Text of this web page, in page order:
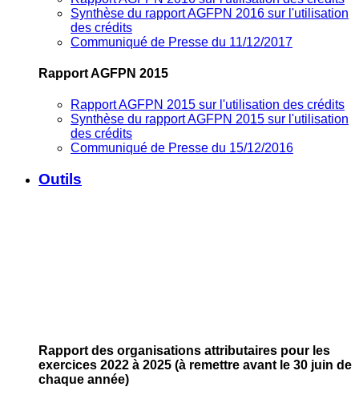
Synthèse du rapport AGFPN 2016 sur l'utilisation
des crédits
Communiqué de Presse du 11/12/2017
Rapport AGFPN 2015
Rapport AGFPN 2015 sur l'utilisation des crédits
Synthèse du rapport AGFPN 2015 sur l'utilisation
des crédits
Communiqué de Presse du 15/12/2016
Outils
Rapport des organisations attributaires pour les
exercices 2022 à 2025 (à remettre avant le 30 juin de
chaque année)